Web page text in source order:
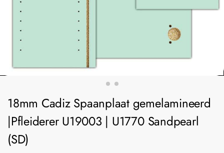
18mm Cadiz Spaanplaat gemelamineerd
|Pfleiderer U19003 | U1770 Sandpearl
(SD)